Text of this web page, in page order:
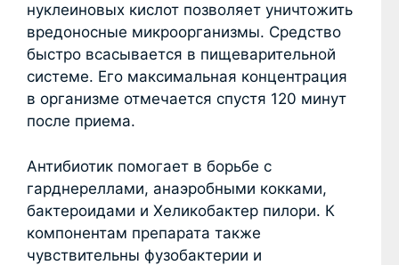
нуклеиновых кислот позволяет уничтожить
вредоносные микроорганизмы. Средство
быстро всасывается в пищеварительной
системе. Его максимальная концентрация
в организме отмечается спустя 120 минут
после приема.
Антибиотик помогает в борьбе с
гарднереллами, анаэробными кокками,
бактероидами и Хеликобактер пилори. К
компонентам препарата также
чувствительны фузобактерии и